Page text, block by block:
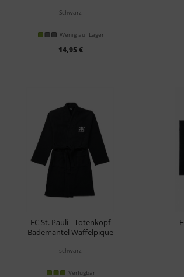
Schwarz
Wenig auf Lager
14,95 €
FC St. Pauli - Totenkopf
Bademantel Waffelpique
schwarz
Verfügbar